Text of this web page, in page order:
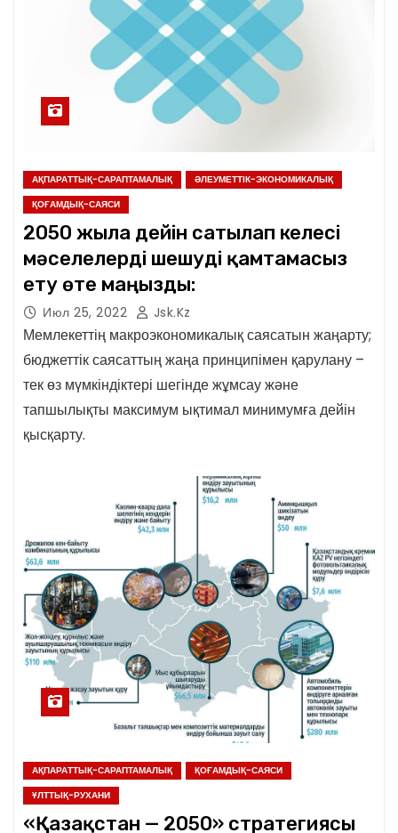
АҚПАРАТТЫҚ-САРАПТАМАЛЫҚ
ӘЛЕУМЕТТІК-ЭКОНОМИКАЛЫҚ
ҚОҒАМДЫҚ-САЯСИ
2050 жылға дейін сатылап келесі
мәселелерді шешуді қамтамасыз
ету өте маңызды:
Июл 25, 2022 Jsk.kz
Мемлекеттің макроэкономикалық саясатын жаңарту;
бюджеттік саясаттың жаңа принципімен қарулану –
тек өз мүмкіндіктері шегінде жұмсау және
тапшылықты максимум ықтимал минимумға дейін
қысқарту.
АҚПАРАТТЫҚ-САРАПТАМАЛЫҚ
ҚОҒАМДЫҚ-САЯСИ
ҰЛТТЫҚ-РУХАНИ
«Қазақстан — 2050» стратегиясы